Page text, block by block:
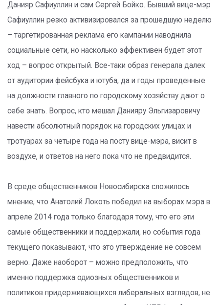
Данияр Сафиуллин и сам Сергей Бойко. Бывший вице-мэр
Сафиуллин резко активизировался за прошедшую неделю
– таргетированная реклама его кампании наводнила
социальные сети, но насколько эффективен будет этот
ход – вопрос открытый. Все-таки образ генерала далек
от аудитории фейсбука и ютуба, да и годы проведенные
на должности главного по городскому хозяйству дают о
себе знать. Вопрос, кто мешал Данияру Эльгизаровичу
навести абсолютный порядок на городских улицах и
тротуарах за четыре года на посту вице-мэра, висит в
воздухе, и ответов на него пока что не предвидится.
В среде общественников Новосибирска сложилось
мнение, что Анатолий Локоть победил на выборах мэра в
апреле 2014 года только благодаря тому, что его эти
самые общественники и поддержали, но события года
текущего показывают, что это утверждение не совсем
верно. Даже наоборот – можно предположить, что
именно поддержка одиозных общественников и
политиков придерживающихся либеральных взглядов, не